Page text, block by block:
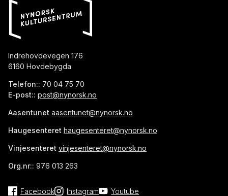
Indrehovdevegen 176
6160 Hovdebygda
Telefon:: 70 04 75 70
E-post:: post@nynorsk.no
Aasentunet aasentunet@nynorsk.no
Haugesenteret haugesenteret@nynorsk.no
Vinjesenteret vinjesenteret@nynorsk.no
Org.nr:: 976 013 263
Facebook Instagram Youtube